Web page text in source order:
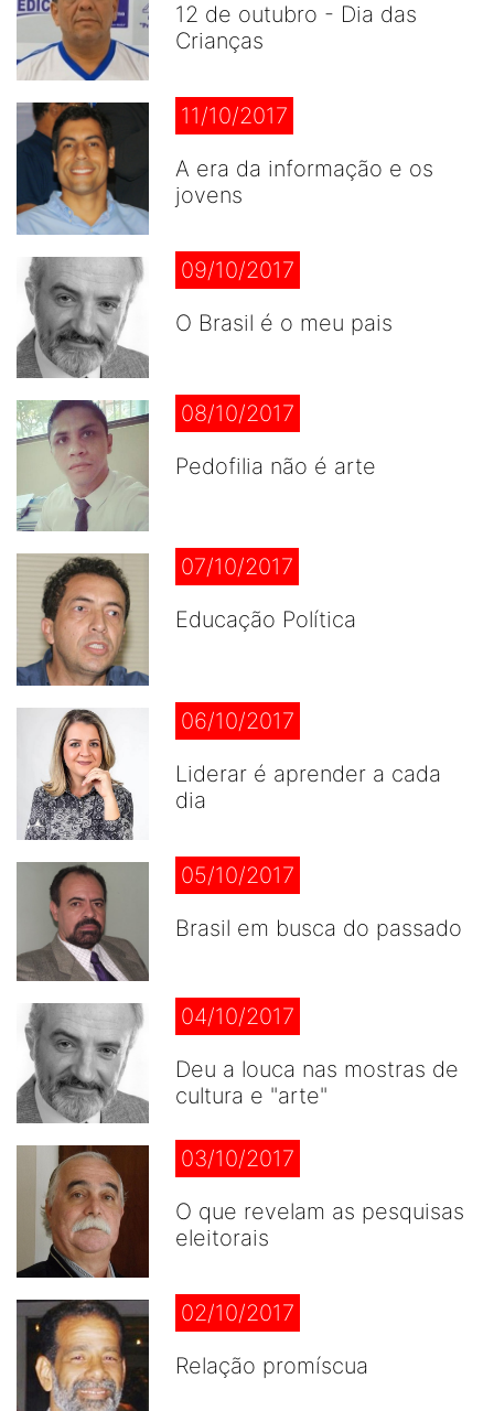
12 de outubro - Dia das
Crianças
11/10/2017
A era da informação e os
jovens
09/10/2017
O Brasil é o meu pais
08/10/2017
Pedofilia não é arte
07/10/2017
Educação Política
06/10/2017
Liderar é aprender a cada
dia
05/10/2017
Brasil em busca do passado
04/10/2017
Deu a louca nas mostras de
cultura e "arte"
03/10/2017
O que revelam as pesquisas
eleitorais
02/10/2017
Relação promíscua